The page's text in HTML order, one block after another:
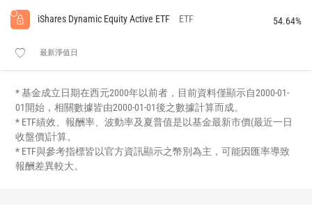
iShares Dynamic Equity Active ETF ETF 54.64%
最新淨值日
* 基金成立日期在西元2000年以前者，目前資料僅顯示自2000-01-
01開始，相關數據皆由2000-01-01後之數據計算而成。
* ETF績效、報酬率、波動率及夏普值是以基金最新市價(最近一日
收盤價)計算。
* ETF與參考指標皆以官方資訊顯示之幣別為主，可能因匯率導致
報酬差異較大。